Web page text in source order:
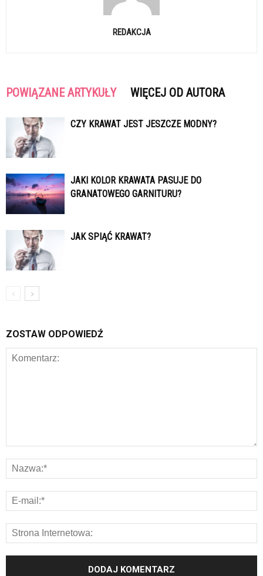
REDAKCJA
POWIĄZANE ARTYKUŁY WIĘCEJ OD AUTORA
CZY KRAWAT JEST JESZCZE MODNY?
JAKI KOLOR KRAWATA PASUJE DO
GRANATOWEGO GARNITURU?
JAK SPIĄĆ KRAWAT?
ZOSTAW ODPOWIEDŹ